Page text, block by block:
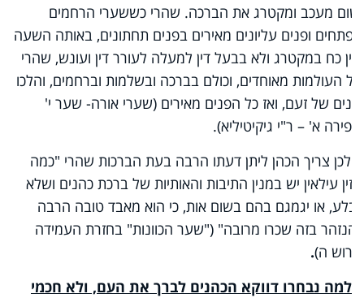
שום מעכב ומקטרג את הברכה. שהרי כששערי הרחמים
נפתחים ופנים עליונים מאירים בפנים תחתונים, באותה השעה
אין כח במקטרג ולא בבעל דין למעלה לעורר דין ועונש, שהרי
כל העולמות מאוחדים, וכולם בברכה ובשלמות וברחמים, והלכו
פנים של זעם, ואז כל הפנים מאירים (שערי אורה- שער י'
ספירה א' – ר"י גיקיטיליא).
"ולכן צריך הכהן ליתן דעתו הרבה בעת הברכות שהרי "כמה
רזין עילאין יש במנין התיבות והאותיות של ברכת כהנים ושלא
יבלע, או יגמגם בהם בשום אות, כי הוא מאבד טובה הרבה
והנזהר בזה שכרו מרובה" ("שער הכוונות" בחזרת העמידה
דרוש ה).
למה נבחרו דווקא הכהנים לברך את העם, ולא חכמי